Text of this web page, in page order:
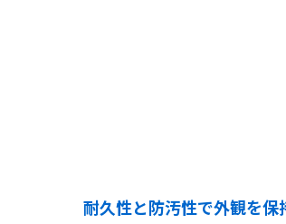
耐久性と防汚性で外観を保